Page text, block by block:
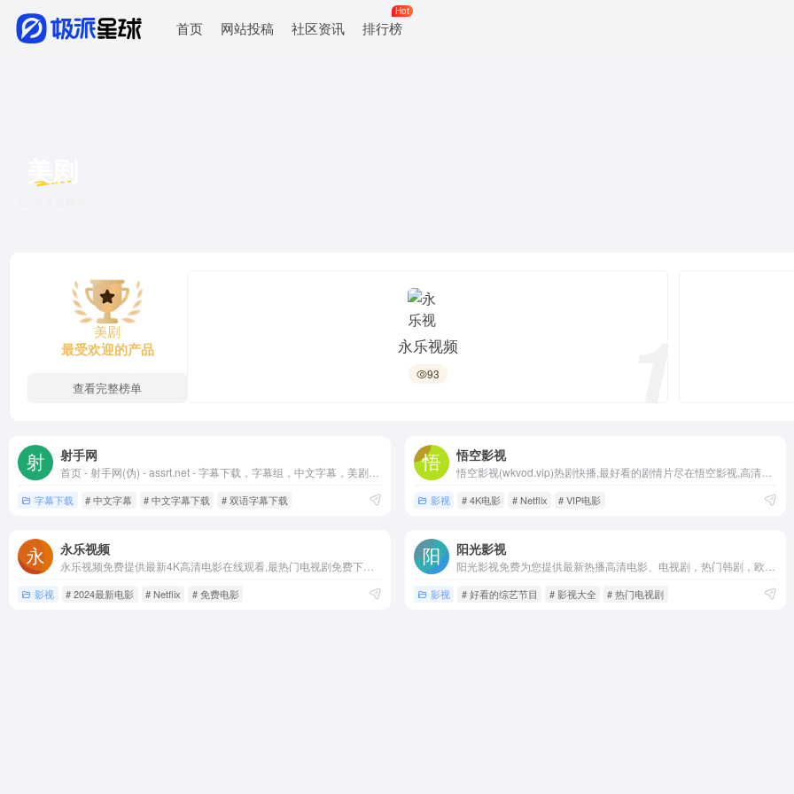
首页 网站投稿 社区资讯 排行榜
Hot
美剧
美剧
最受欢迎的产品
查看完整榜单
永乐视频
93
射手网
字幕下载 # 中文字幕 # 中文字幕下载 # 双语字幕下载
悟空影视
悟空影视(wkvod.vip)热剧快播,最好看的剧情片尽在悟空影视,高清云影院免费为大家提供最新最全的免费电影，电视剧，综艺，动漫无广告在线云点播，悟空影院
影视 # 4K电影 # Netflix # VIP电影
永乐视频
影视 # 2024最新电影 # Netflix # 免费电影
阳光影视
影视 # 好看的综艺节目 # 影视大全 # 热门电视剧